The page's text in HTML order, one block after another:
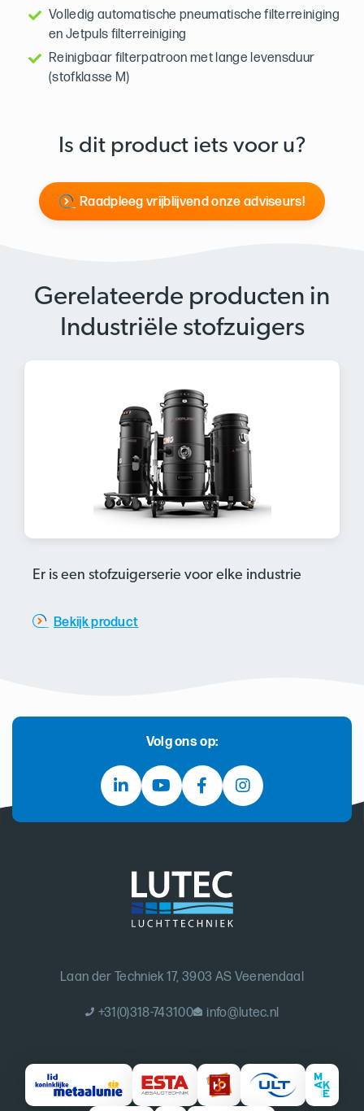
Volledig automatische pneumatische filterreiniging
en Jetpuls filterreiniging
Reinigbaar filterpatroon met lange levensduur
(stofklasse M)
Is dit product iets voor u?
Raadpleeg vrijblijvend onze adviseurs!
Gerelateerde producten in
Industriële stofzuigers
Er is een stofzuigerserie voor elke industrie
Bekijk product
Volg ons op:
Laan der Techniek 17, 3903 AS Veenendaal
+31(0)318-743100 info@lutec.nl